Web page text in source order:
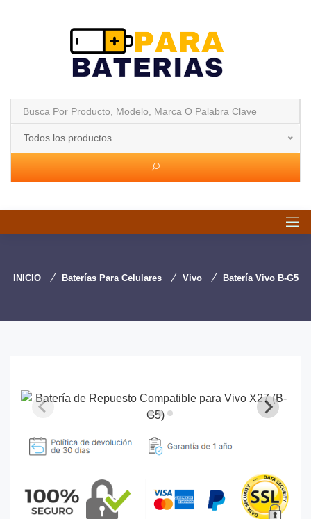
Todos los productos
INICIO Baterías Para Celulares Vivo Batería Vivo B-G5